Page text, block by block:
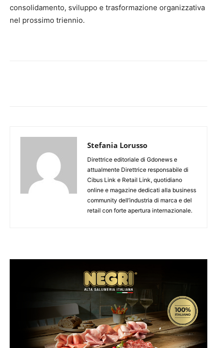
consolidamento, sviluppo e trasformazione organizzativa
nel prossimo triennio.
Stefania Lorusso
Direttrice editoriale di Gdonews e
attualmente Direttrice responsabile di
Cibus Link e Retail Link, quotidiano
online e magazine dedicati alla business
community dell’industria di marca e del
retail con forte apertura internazionale.